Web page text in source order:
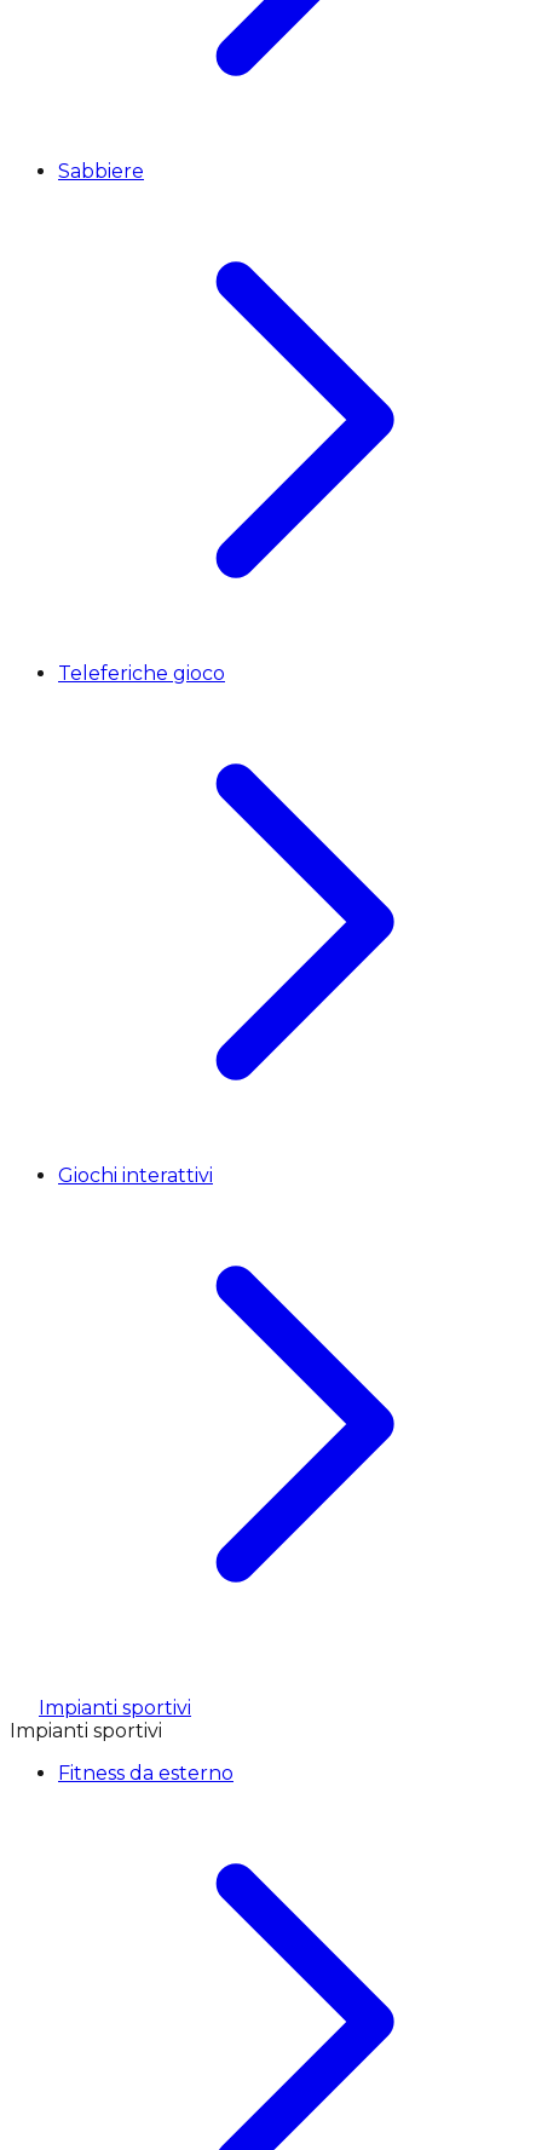
Sabbiere
Teleferiche gioco
Giochi interattivi
Impianti sportivi
Impianti sportivi
Fitness da esterno